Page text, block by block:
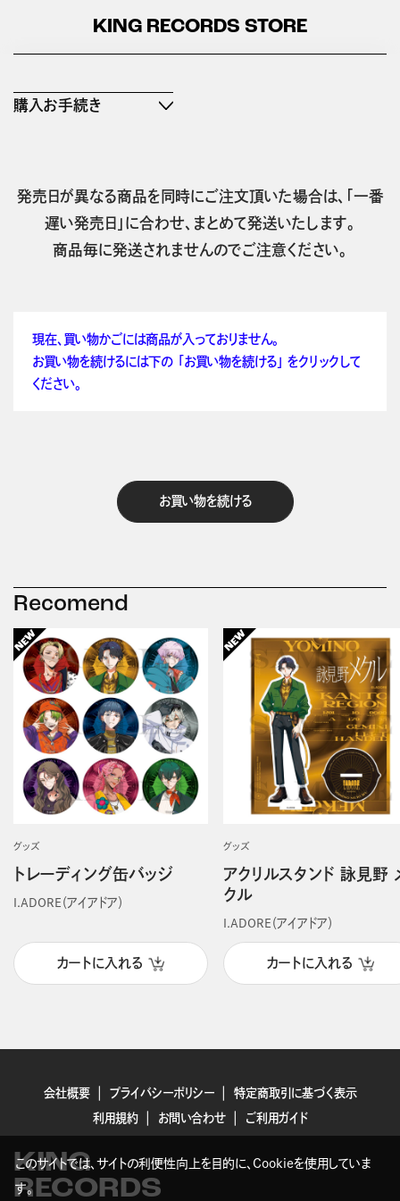
KING RECORDS STORE
購入お手続き
発売日が異なる商品を同時にご注文頂いた場合は、「一番
遅い発売日」に合わせ、まとめて発送いたします。
商品毎に発送されませんのでご注意ください。
現在、買い物かごには商品が入っておりません。
お買い物を続けるには下の 「お買い物を続ける」 をクリックして
ください。
お買い物を続ける
Recomend
グッズ
トレーディング缶バッジ
I.ADORE（アイアドア）
カートに入れる
グッズ
アクリルスタンド 詠見野
クル
I.ADORE（アイアドア）
カートに入れる
会社概要 プライバシーポリシー
特定商取引に基づく表示
利用規約
お問い合わせ ご利用ガイド
KING
RECORDS
このサイトでは、サイトの利便性向上を目的に、Cookieを使用していま
す。